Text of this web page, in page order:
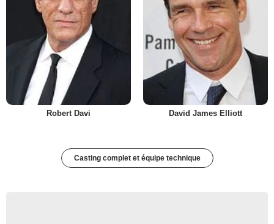
Robert Davi David James Elliott
Casting complet et équipe technique